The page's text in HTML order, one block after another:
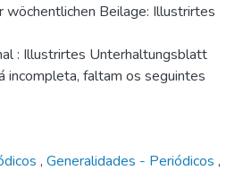
Beilage: Illustrirtes
: Illustrirtes Unterhaltungsblatt
faltam os seguintes
, Generalidades - Periódicos ,